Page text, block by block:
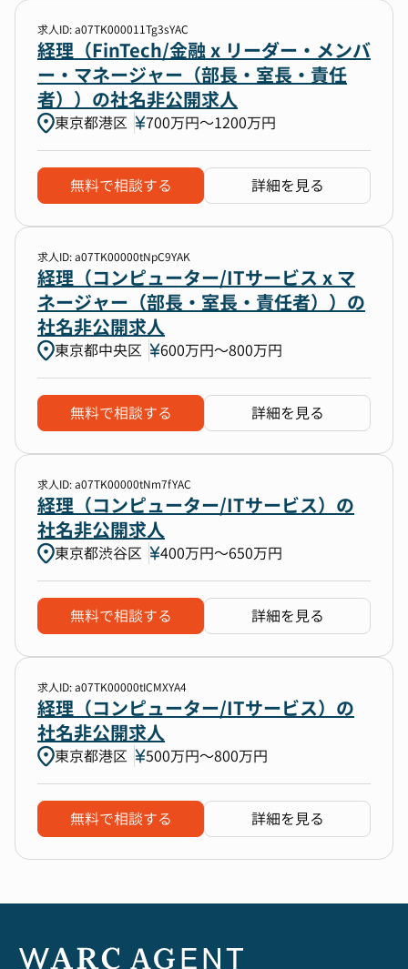
求人ID: a07TK000011Tg3sYAC
経理（FinTech/金融 x リーダー・メンバ
ー・マネージャー（部長・室長・責任
者））の社名非公開求人
東京都港区 700万円〜1200万円
無料で相談する 詳細を見る
求人ID: a07TK00000tNpC9YAK
経理（コンピューター/ITサービス x マ
ネージャー（部長・室長・責任者））の
社名非公開求人
東京都中央区 600万円〜800万円
無料で相談する 詳細を見る
求人ID: a07TK00000tNm7fYAC
経理（コンピューター/ITサービス）の
社名非公開求人
東京都渋谷区 400万円〜650万円
無料で相談する 詳細を見る
求人ID: a07TK00000tICMXYA4
経理（コンピューター/ITサービス）の
社名非公開求人
東京都港区 500万円〜800万円
無料で相談する 詳細を見る